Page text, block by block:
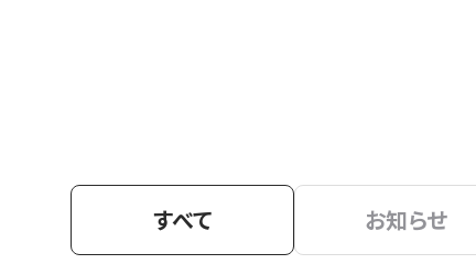
すべて お知らせ